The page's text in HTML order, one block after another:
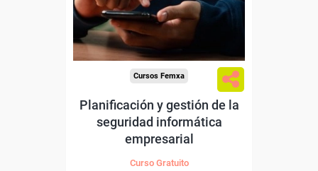
Sector
-Servicios a las Empresas.
Cursos Femxa
Planificación y gestión de la
seguridad informática
empresarial
Curso Gratuito